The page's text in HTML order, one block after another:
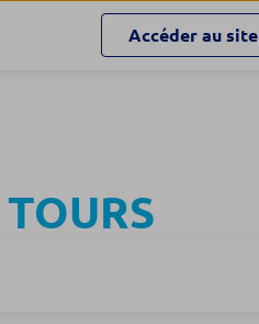
Accéder au site
TOURS